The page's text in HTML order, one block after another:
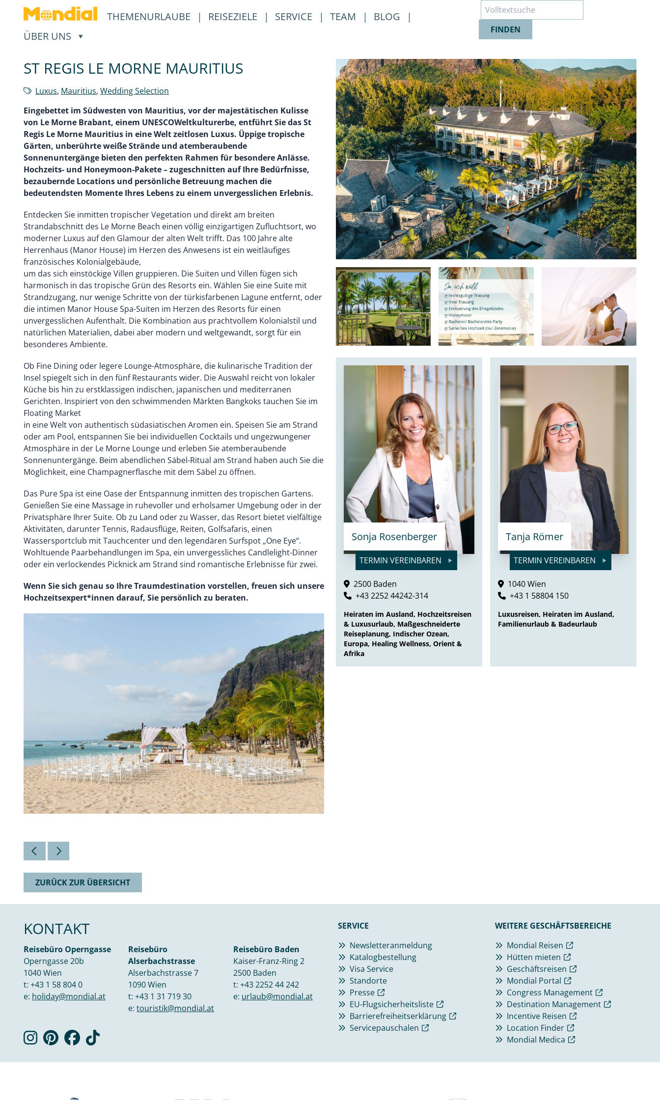
THEMENURLAUBE | REISEZIELE | SERVICE | TEAM | BLOG
|
ÜBER UNS , ÖFFNET EIN UNTERMENÜ
Suche
FINDEN
ST REGIS LE MORNE MAURITIUS
Luxus, Mauritius, Wedding Selection
Eingebettet im Südwesten von Mauritius, vor der majestätischen Kulisse
von Le Morne Brabant, einem UNESCOWeltkulturerbe, entführt Sie das St
Regis Le Morne Mauritius in eine Welt zeitlosen Luxus. Üppige tropische
Gärten, unberührte weiße Strände und atemberaubende
Sonnenuntergänge bieten den perfekten Rahmen für besondere Anlässe.
Hochzeits- und Honeymoon-Pakete – zugeschnitten auf Ihre Bedürfnisse,
bezaubernde Locations und persönliche Betreuung machen die
bedeutendsten Momente Ihres Lebens zu einem unvergesslichen Erlebnis.
Entdecken Sie inmitten tropischer Vegetation und direkt am breiten
Strandabschnitt des Le Morne Beach einen völlig einzigartigen Zufluchtsort, wo
moderner Luxus auf den Glamour der alten Welt trifft. Das 100 Jahre alte
Herrenhaus (Manor House) im Herzen des Anwesens ist ein weitläufiges
französisches Kolonialgebäude,
um das sich einstöckige Villen gruppieren. Die Suiten und Villen fügen sich
harmonisch in das tropische Grün des Resorts ein. Wählen Sie eine Suite mit
Strandzugang, nur wenige Schritte von der türkisfarbenen Lagune entfernt, oder
die intimen Manor House Spa-Suiten im Herzen des Resorts für einen
unvergesslichen Aufenthalt. Die Kombination aus prachtvollem Kolonialstil und
natürlichen Materialien, dabei aber modern und weltgewandt, sorgt für ein
besonderes Ambiente.
Ob Fine Dining oder legere Lounge-Atmosphäre, die kulinarische Tradition der
Insel spiegelt sich in den fünf Restaurants wider. Die Auswahl reicht von lokaler
Küche bis hin zu erstklassigen indischen, japanischen und mediterranen
Gerichten. Inspiriert von den schwimmenden Märkten Bangkoks tauchen Sie im
Floating Market
in eine Welt von authentisch südasiatischen Aromen ein. Speisen Sie am Strand
oder am Pool, entspannen Sie bei individuellen Cocktails und ungezwungener
Atmosphäre in der Le Morne Lounge und erleben Sie atemberaubende
Sonnenuntergänge. Beim abendlichen Säbel-Ritual am Strand haben auch Sie die
Möglichkeit, eine Champagnerflasche mit dem Säbel zu öffnen.
Das Pure Spa ist eine Oase der Entspannung inmitten des tropischen Gartens.
Genießen Sie eine Massage in ruhevoller und erholsamer Umgebung oder in der
Privatsphäre Ihrer Suite. Ob zu Land oder zu Wasser, das Resort bietet vielfältige
Aktivitäten, darunter Tennis, Radausflüge, Reiten, Golfsafaris, einen
Wassersportclub mit Tauchcenter und den legendären Surfspot „One Eye“.
Wohltuende Paarbehandlungen im Spa, ein unvergessliches Candlelight-Dinner
oder ein verlockendes Picknick am Strand sind romantische Erlebnisse für zwei.
Wenn Sie sich genau so Ihre Traumdestination vorstellen, freuen sich unsere
Hochzeitsexpert*innen darauf, Sie persönlich zu beraten.
Sonja Rosenberger
TERMIN VEREINBAREN
2500 Baden
+43 2252 44242-314
Heiraten im Ausland, Hochzeitsreisen
& Luxusurlaub, Maßgeschneiderte
Reiseplanung, Indischer Ozean,
Europa, Healing Wellness, Orient &
Afrika
Tanja Römer
TERMIN VEREINBAREN
1040 Wien
+43 1 58804 150
Luxusreisen, Heiraten im Ausland,
Familienurlaub & Badeurlaub
ZURÜCK ZUR ÜBERSICHT
KONTAKT
Reisebüro Operngasse
Operngasse 20b
1040 Wien
t: +43 1 58 804 0
e: holiday@mondial.at
Reisebüro
Alserbachstrasse
Alserbachstrasse 7
1090 Wien
t:+43 1 31 719 30
e:touristik@mondial.at
Reisebüro Baden
Kaiser-Franz-Ring 2
2500 Baden
t: +43 2252 44 242
e: urlaub@mondial.at
SERVICE
Newsletteranmeldung
Katalogbestellung
Visa Service
Standorte
Presse
EU-Flugsicherheitsliste
Barrierefreiheitserklärung
Servicepauschalen
WEITERE GESCHÄFTSBEREICHE
Mondial Reisen
Hütten mieten
Geschäftsreisen
Mondial Portal
Congress Management
Destination Management
Incentive Reisen
Location Finder
Mondial Medica